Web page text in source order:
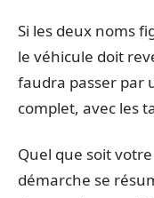
Si les deux noms
le véhicule doit
faudra passer par
complet, avec les
Quel que soit votre
démarche se